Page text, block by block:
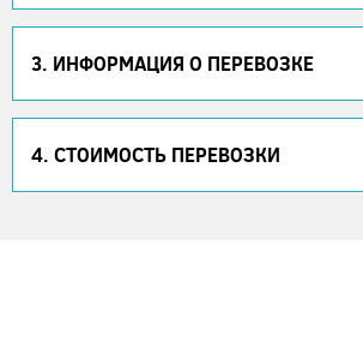
3. ИНФОРМАЦИЯ О ПЕРЕВОЗКЕ
4. СТОИМОСТЬ ПЕРЕВОЗКИ